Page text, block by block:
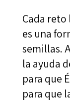
Cada
es una
semillas.
la ayuda
para que
para que